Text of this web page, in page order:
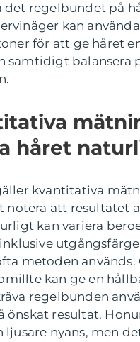
det regelbundet på
kan
för att ge håret
samtidigt balansera
håret
kvantitativa
notera att resultatet
kan variera
metoden
kan ge en
regelbunden
önskat resultat.
ljusare nyans, men